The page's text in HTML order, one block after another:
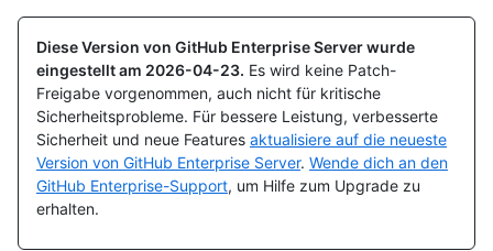
Diese Version von GitHub Enterprise Server wurde
eingestellt am 2026-04-23. Es wird keine Patch-
Freigabe vorgenommen, auch nicht für kritische
Sicherheitsprobleme. Für bessere Leistung, verbesserte
Sicherheit und neue Features aktualisiere auf die neueste
Version von GitHub Enterprise Server. Wende dich an den
GitHub Enterprise-Support, um Hilfe zum Upgrade zu
erhalten.